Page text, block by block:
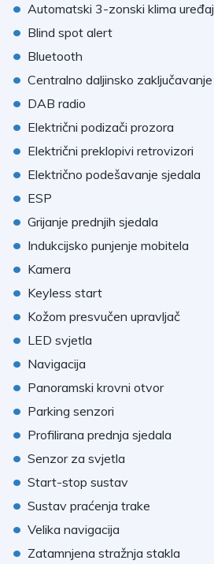
• Automatski 3-zonski klima uređaj
• Blind spot alert
• Bluetooth
• Centralno daljinsko zaključavanje
• DAB radio
• Električni podizači prozora
• Električni preklopivi retrovizori
• Električno podešavanje sjedala
• ESP
• Grijanje prednjih sjedala
• Indukcijsko punjenje mobitela
• Kamera
• Keyless start
• Kožom presvučen upravljač
• LED svjetla
• Navigacija
• Panoramski krovni otvor
• Parking senzori
• Profilirana prednja sjedala
• Senzor za svjetla
• Start-stop sustav
• Sustav praćenja trake
• Velika navigacija
• Zatamnjena stražnja stakla